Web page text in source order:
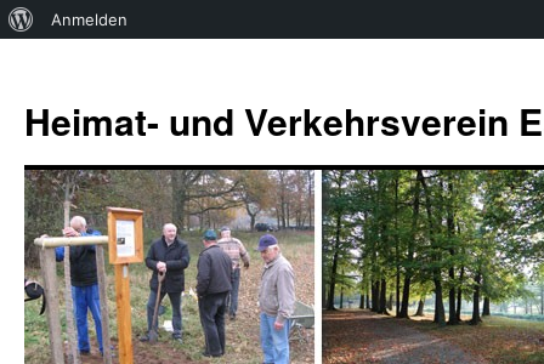
Über
Anmelden
springen
Heimat- und Verkehrsverein